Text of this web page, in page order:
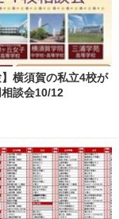
】横須賀の私立4校が
談会10/12